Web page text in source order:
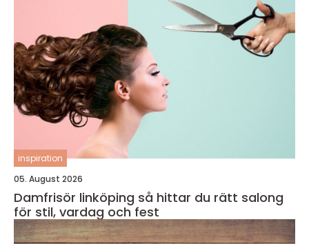
inspiration
05. August 2026
Damfrisör linköping så hittar du rätt salong
för stil, vardag och fest